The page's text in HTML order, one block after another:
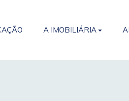
A IMOBILIÁRIA